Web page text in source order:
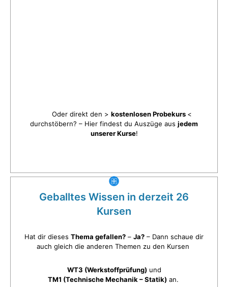
Oder direkt den > kostenlosen Probekurs <
durchstöbern? – Hier findest du Auszüge aus jedem
unserer Kurse!
Geballtes Wissen in derzeit 26
Kursen
Hat dir dieses Thema gefallen? – Ja? – Dann schaue dir
auch gleich die anderen Themen zu den Kursen
WT3 (Werkstoffprüfung) und
TM1 (Technische Mechanik – Statik) an.